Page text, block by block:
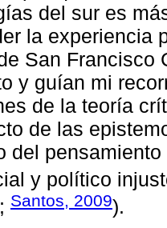
del sur es
la experiencia
San Francisco
y guían mi
de la teoría
de las
del
y político
; Santos, 2009).